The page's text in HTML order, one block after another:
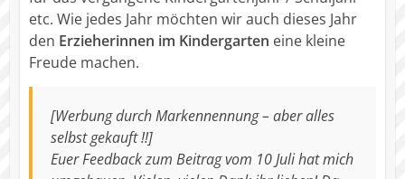
etc. Wie jedes Jahr möchten wir auch dieses Jahr
den Erzieherinnen im Kindergarten eine kleine
Freude machen.
[Werbung durch Markennennung – aber alles
selbst gekauft !!]
Euer Feedback zum Beitrag vom 10 Juli hat mich